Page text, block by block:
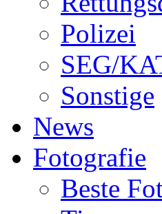
Polizei
SEG/
Sonstige
News
Fotografie
Beste